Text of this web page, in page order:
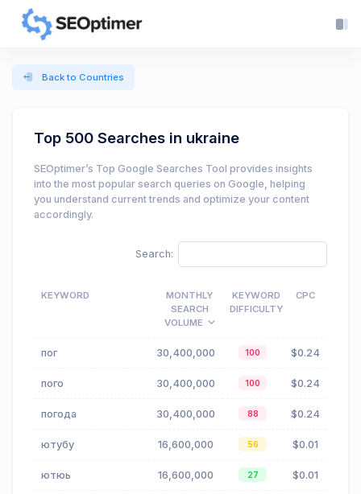
Back to Countries
Top 500 Searches in ukraine
SEOptimer’s Top Google Searches Tool provides insights
into the most popular search queries on Google, helping
you understand current trends and optimize your content
accordingly.
Search:
KEYWORD
MONTHLY
SEARCH
VOLUME
KEYWORD
DIFFICULTY
CPC
пог 30,400,000 100 $0.24
пого 30,400,000 100 $0.24
погода 30,400,000 88 $0.24
ютубу 16,600,000 56 $0.01
ютюь 16,600,000 27 $0.01